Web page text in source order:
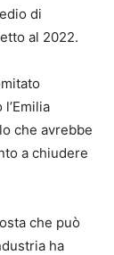
di
al 2022.
che avrebbe
a chiudere
che può
ha